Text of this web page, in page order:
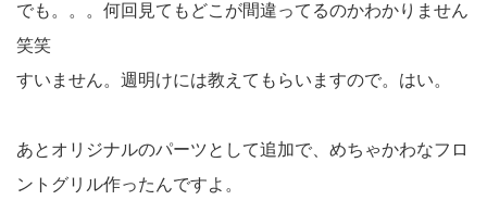
でも。。。何回見てもどこが間違ってるのかわかりません
笑笑
すいません。週明けには教えてもらいますので。はい。
あとオリジナルのパーツとして追加で、めちゃかわなフロ
ントグリル作ったんですよ。